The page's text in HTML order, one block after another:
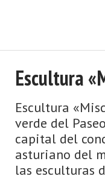
Escultura
Escultura
verde del
capital del
asturiano del
las esculturas